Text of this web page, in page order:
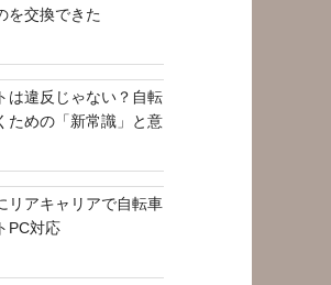
を交換できた
は違反じゃない？自転
ための「新常識」と意
リアキャリアで自転車
PC対応